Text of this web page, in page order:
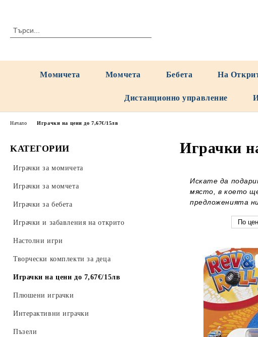
Момичета Момчета Бебета На
Дистанционно управление
KАТЕГОРИИ
Играчки за момичета
Играчки за момчета
Играчки за бебета
Играчки и забавления на открито
Настолни игри
Творчески комплекти за деца
Играчки на цени до 7,67€/15лв
Плюшени играчки
Интерактивни играчки
Пъзели
Начало Играчки на цени до 7,67€/15лв
Играчки
Искате да
място, в което
предложенията